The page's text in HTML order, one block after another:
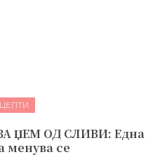
ЏЕМ ОД СЛИВИ: Една
менува сe